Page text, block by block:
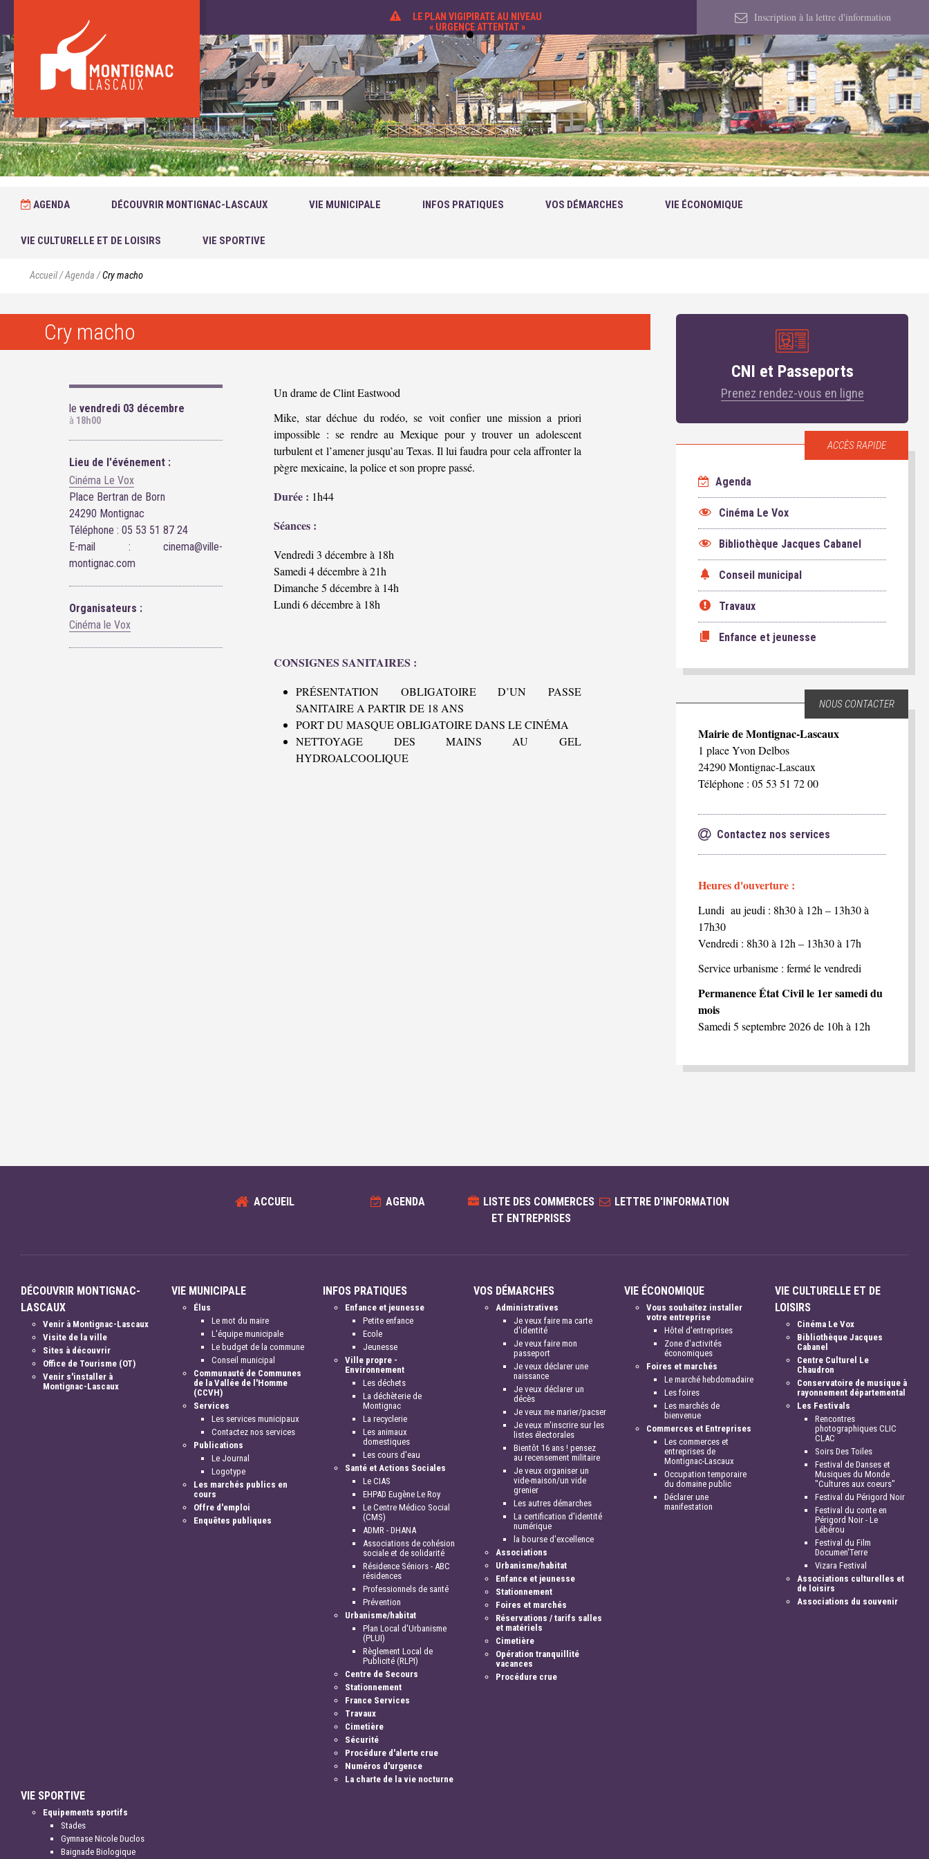
LE PLAN VIGIPIRATE AU NIVEAU
« URGENCE ATTENTAT »
Inscription à la lettre d'information
AGENDA DÉCOUVRIR MONTIGNAC-LASCAUX VIE MUNICIPALE INFOS PRATIQUES VOS DÉMARCHES VIE ÉCONOMIQUE
VIE CULTURELLE ET DE LOISIRS VIE SPORTIVE
Accueil/Agenda /Cry macho
Cry macho
le vendredi 03 décembre
à 18h00
Lieu de l'événement :
Cinéma Le Vox
Place Bertran de Born
24290 Montignac
Téléphone : 05 53 51 87 24
E-mail : cinema@ville-
montignac.com
Organisateurs :
Cinéma le Vox
Un drame de Clint Eastwood
Mike, star déchue du rodéo, se voit confier une mission a priori
impossible : se rendre au Mexique pour y trouver un adolescent
turbulent et l’amener jusqu’au Texas. Il lui faudra pour cela affronter la
pègre mexicaine, la police et son propre passé.
Durée : 1h44
Séances :
Vendredi 3 décembre à 18h
Samedi 4 décembre à 21h
Dimanche 5 décembre à 14h
Lundi 6 décembre à 18h
CONSIGNES SANITAIRES :
PRÉSENTATION OBLIGATOIRE D’UN PASSE
SANITAIRE A PARTIR DE 18 ANS
PORT DU MASQUE OBLIGATOIRE DANS LE CINÉMA
NETTOYAGE DES MAINS AU GEL
HYDROALCOOLIQUE
CNI et Passeports
Prenez rendez-vous en ligne
ACCÈS RAPIDE
Agenda
Cinéma Le Vox
Bibliothèque Jacques Cabanel
Conseil municipal
Travaux
Enfance et jeunesse
NOUS CONTACTER
Mairie de Montignac-Lascaux
1 place Yvon Delbos
24290 Montignac-Lascaux
Téléphone : 05 53 51 72 00
Contactez nos services
Heures d'ouverture :
Lundi au jeudi : 8h30 à 12h – 13h30 à
17h30
Vendredi : 8h30 à 12h – 13h30 à 17h
Service urbanisme : fermé le vendredi
Permanence État Civil le 1er samedi du
mois
Samedi 5 septembre 2026 de 10h à 12h
ACCUEIL AGENDA
LISTE DES COMMERCES
ET ENTREPRISES
LETTRE D'INFORMATION
DÉCOUVRIR MONTIGNAC-
LASCAUX
Venir à Montignac-Lascaux
Visite de la ville
Sites à découvrir
Office de Tourisme (OT)
Venir s'installer à
Montignac-Lascaux
VIE MUNICIPALE
Élus
Le mot du maire
L'équipe municipale
Le budget de la commune
Conseil municipal
Communauté de Communes
de la Vallée de l'Homme
(CCVH)
Services
Les services municipaux
Contactez nos services
Publications
Le Journal
Logotype
Les marchés publics en
cours
Offre d'emploi
Enquêtes publiques
INFOS PRATIQUES
Enfance et jeunesse
Petite enfance
Ecole
Jeunesse
Ville propre -
Environnement
Les déchets
La déchèterie de
Montignac
La recyclerie
Les animaux
domestiques
Les cours d'eau
Santé et Actions Sociales
Le CIAS
EHPAD Eugène Le Roy
Le Centre Médico Social
(CMS)
ADMR - DHANA
Associations de cohésion
sociale et de solidarité
Résidence Séniors - ABC
résidences
Professionnels de santé
Prévention
Urbanisme/habitat
Plan Local d'Urbanisme
(PLUI)
Règlement Local de
Publicité (RLPI)
Centre de Secours
Stationnement
France Services
Travaux
Cimetière
Sécurité
Procédure d'alerte crue
Numéros d'urgence
La charte de la vie nocturne
VOS DÉMARCHES
Administratives
Je veux faire ma carte
d'identité
Je veux faire mon
passeport
Je veux déclarer une
naissance
Je veux déclarer un
décès
Je veux me marier/pacser
Je veux m'inscrire sur les
listes électorales
Bientôt 16 ans ! pensez
au recensement militaire
Je veux organiser un
vide-maison/un vide
grenier
Les autres démarches
La certification d'identité
numérique
la bourse d'excellence
Associations
Urbanisme/habitat
Enfance et jeunesse
Stationnement
Foires et marchés
Réservations / tarifs salles
et matériels
Cimetière
Opération tranquillité
vacances
Procédure crue
VIE ÉCONOMIQUE
Vous souhaitez installer
votre entreprise
Hôtel d'entreprises
Zone d'activités
économiques
Foires et marchés
Le marché hebdomadaire
Les foires
Les marchés de
bienvenue
Commerces et Entreprises
Les commerces et
entreprises de
Montignac-Lascaux
Occupation temporaire
du domaine public
Déclarer une
manifestation
VIE CULTURELLE ET DE
LOISIRS
Cinéma Le Vox
Bibliothèque Jacques
Cabanel
Centre Culturel Le
Chaudron
Conservatoire de musique à
rayonnement départemental
Les Festivals
Rencontres
photographiques CLIC
CLAC
Soirs Des Toiles
Festival de Danses et
Musiques du Monde
"Cultures aux coeurs"
Festival du Périgord Noir
Festival du conte en
Périgord Noir - Le
Lébérou
Festival du Film
Documen'Terre
Vizara Festival
Associations culturelles et
de loisirs
Associations du souvenir
VIE SPORTIVE
Equipements sportifs
Stades
Gymnase Nicole Duclos
Baignade Biologique